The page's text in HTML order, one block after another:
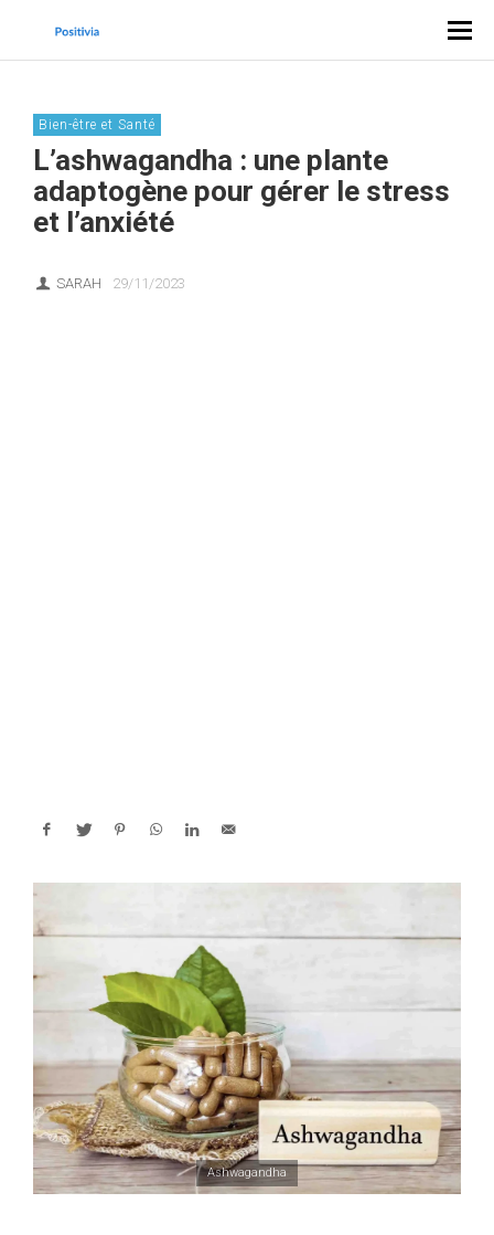
Bien-être et Santé
L’ashwagandha : une plante
adaptogène pour gérer le stress
et l’anxiété
SARAH 29/11/2023
Ashwagandha